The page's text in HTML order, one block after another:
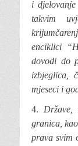
i
takvim
enciklici
dovodi do
izbjeglica,
mjeseci i
4.
granica,
prava svim